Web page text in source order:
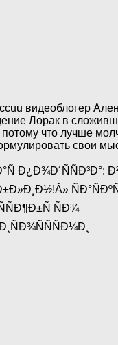
видеоблогер
Лорак в
что лучше
свои